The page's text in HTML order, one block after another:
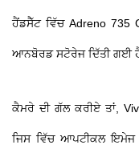
ਹੈਂਡਸੈੱਟ ਵਿੱਚ Adreno 735
ਆਨਬੋਰਡ ਸਟੋਰੇਜ ਦਿੱਤੀ ਗਈ
ਕੈਮਰੇ ਦੀ ਗੱਲ ਕਰੀਏ ਤਾਂ,
ਜਿਸ ਵਿੱਚ ਆਪਟੀਕਲ ਇਮੇਜ